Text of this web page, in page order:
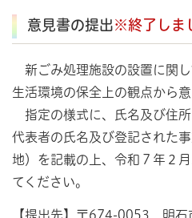
意見書の提出※終了しま
新ごみ処理施設の設置に関し
生活環境の保全上の観点から
指定の様式に、氏名及び住所
代表者の氏名及び登記された
地）を記載の上、令和７年２
てください。
【提出先】〒674-0053 明